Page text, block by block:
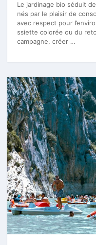
Le jardinage bio séduit
nés par le plaisir de
avec respect pour
ssiette colorée ou du
campagne, créer …